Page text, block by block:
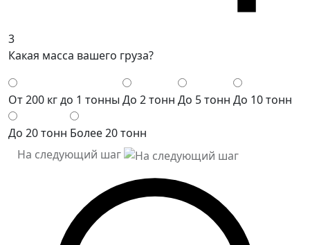
3
Какая масса вашего груза?
От 200 кг до 1 тонны До 2 тонн До 5 тонн До 10 тонн
До 20 тонн Более 20 тонн
На следующий шаг